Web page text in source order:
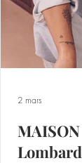
2 mars